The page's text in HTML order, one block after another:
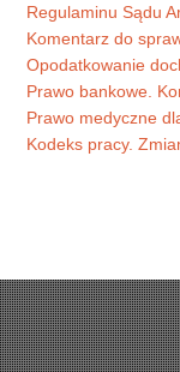
Regulaminu Sądu
Komentarz do
Opodatkowanie
Prawo bankowe.
Prawo medyczne
Kodeks pracy.